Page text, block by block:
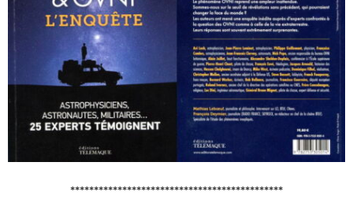
*********************************************